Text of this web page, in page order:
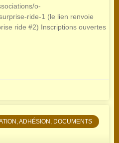
o-
ride-1 (le lien renvoie
ride #2) Inscriptions ouvertes
ADHÉSION, DOCUMENTS